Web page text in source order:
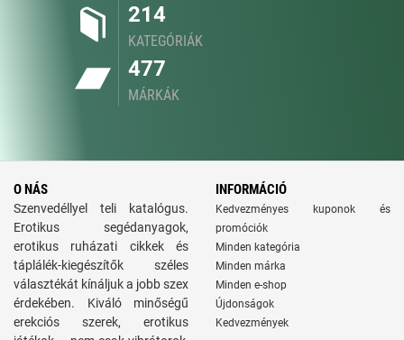
214
KATEGÓRIÁK
477
MÁRKÁK
O NÁS
Szenvedéllyel teli katalógus.
Erotikus segédanyagok,
erotikus ruházati cikkek és
táplálék-kiegészítők széles
választékát kínáljuk a jobb szex
érdekében. Kiváló minőségű
erekciós szerek, erotikus
INFORMÁCIÓ
Kedvezményes kuponok és
promóciók
Minden kategória
Minden márka
Minden e-shop
Újdonságok
Kedvezmények